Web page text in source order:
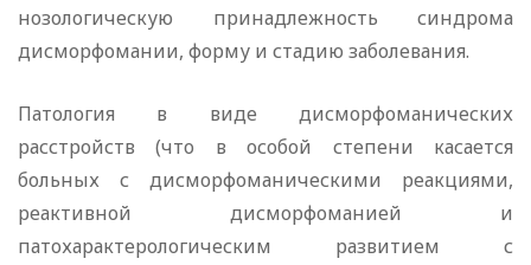
нозологическую принадлежность синдрома
дисморфомании, форму и стадию заболевания.
Патология в виде дисморфоманических
расстройств (что в особой степени касается
больных с дисморфоманическими реакциями,
реактивной дисморфоманией и
патохарактерологическим развитием с